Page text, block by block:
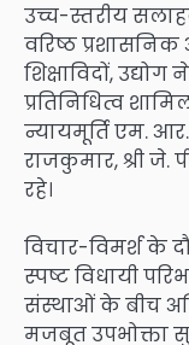
उच्च-स्तरीय
वरिष्ठ प्रशासनिक
शिक्षाविदों,
प्रतिनिधित्व
न्यायमूर्ति एम. आर.
राजकुमार, श्री जे.
रहे।
विचार-विमर्श के
स्पष्ट विधायी
संस्थाओं के बीच
मजबूत उपभोक्ता